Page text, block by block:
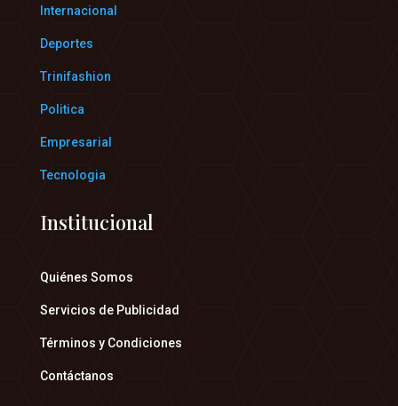
Internacional
Deportes
Trinifashion
Politica
Empresarial
Tecnologia
Institucional
Quiénes Somos
Servicios de Publicidad
Términos y Condiciones
Contáctanos